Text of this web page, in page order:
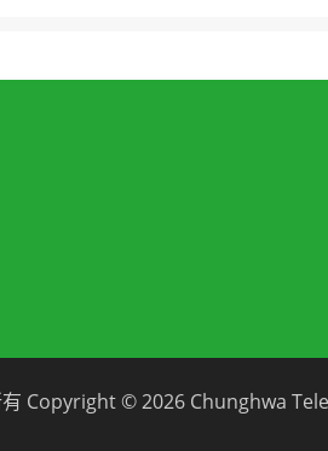
Copyright © 2026 Chunghwa